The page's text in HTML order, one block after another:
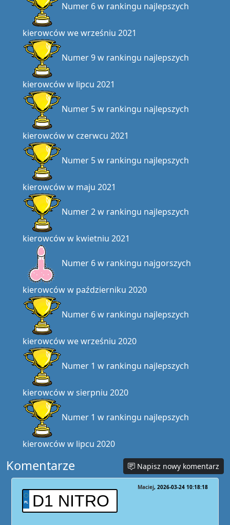
Numer 6 w rankingu najlepszych
kierowców we wrześniu 2021
Numer 9 w rankingu najlepszych
kierowców w lipcu 2021
Numer 5 w rankingu najlepszych
kierowców w czerwcu 2021
Numer 5 w rankingu najlepszych
kierowców w maju 2021
Numer 2 w rankingu najlepszych
kierowców w kwietniu 2021
Numer 6 w rankingu najgorszych
kierowców w październiku 2020
Numer 6 w rankingu najlepszych
kierowców we wrześniu 2020
Numer 1 w rankingu najlepszych
kierowców w sierpniu 2020
Numer 1 w rankingu najlepszych
kierowców w lipcu 2020
Komentarze Napisz nowy komentarz
D1 NITRO
Maciej 2026-03-24 10:18:18